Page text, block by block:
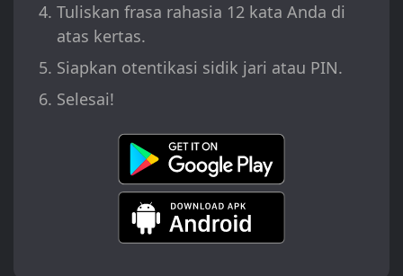
Tuliskan frasa rahasia 12 kata Anda di
atas kertas.
Siapkan otentikasi sidik jari atau PIN.
Selesai!